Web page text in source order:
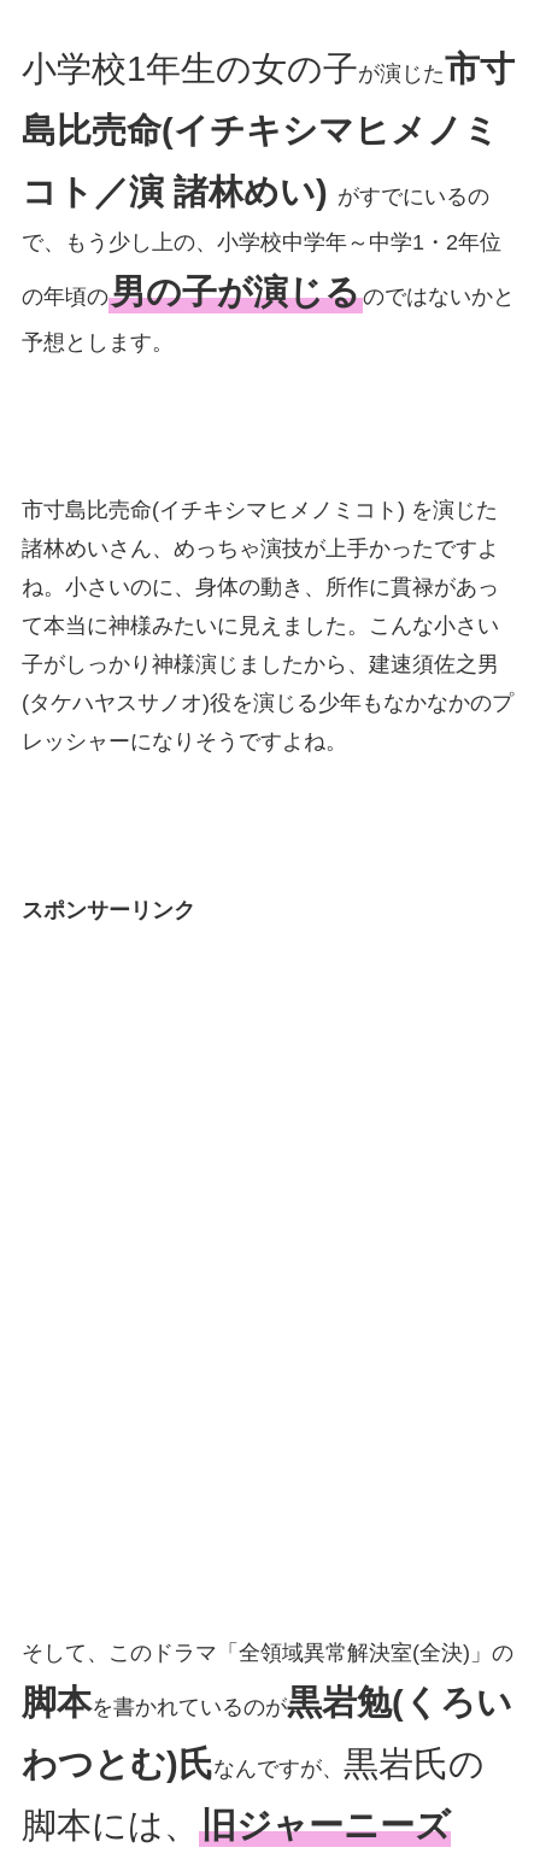
小学校1年生の女の子が演じた市寸
島比売命(イチキシマヒメノミ
コト／演 諸林めい) がすでにいるの
で、もう少し上の、小学校中学年～中学1・2年位
の年頃の男の子が演じるのではないかと
予想とします。
市寸島比売命(イチキシマヒメノミコト) を演じた
諸林めいさん、めっちゃ演技が上手かったですよ
ね。小さいのに、身体の動き、所作に貫禄があっ
て本当に神様みたいに見えました。こんな小さい
子がしっかり神様演じましたから、建速須佐之男
(タケハヤスサノオ)役を演じる少年もなかなかのプ
レッシャーになりそうですよね。
スポンサーリンク
そして、このドラマ「全領域異常解決室(全決)」の
脚本を書かれているのが黒岩勉(くろい
わつとむ)氏なんですが、 黒岩氏の
脚本には、 旧ジャーニーズ